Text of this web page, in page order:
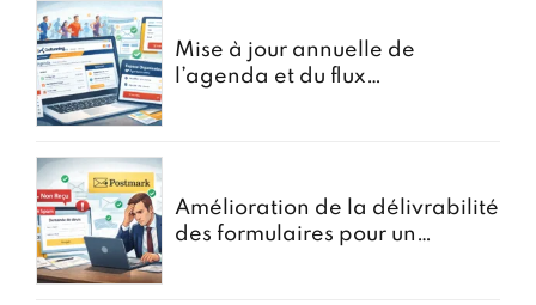
Mise à jour annuelle de
l’agenda et du flux
Amélioration de la délivrabilité
des formulaires pour un